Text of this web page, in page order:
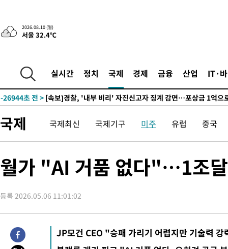
2026.08.10 (월)
서울 32.4℃
실시간 정치 국제 경제 금융 산업 IT·
-30369초 전 >[단독]체온 40.6도 쓰러진 해명…"엄살"이라며 훈련강요
-29377초 전 >[속보]강훈식 "충청권 246조·영남권 107조 투자 프로젝트 올
진…상생무역금융 5조 공급"
-28576초 전 >
[속보]강훈식 "연내 메가특구특별법 제정 추진…인허가·환경
평가 단축"
-26944초 전 >
대
-26188초 전 > 누그러진 극한 폭염…'낮 최고 34도' 무더위는 이어져[내일날
-20597초 전 >
[속보]원·달러 환율, 2.3원 오른 1418.4원 마감
-20441초 전 >[속보]코스피, 40.89포인트(0.65%) 오른 6299.66 마감
-17134초 전 >대포통장 107개로 불법도박 수익 5062억 세탁…19명 검거
으로 임시 배치해 산단 조기 착공"
-12761초 전 >포항스틸야드 관중석 천장 석재 낙하…K리그 전구장 긴급 점검
-1409초 전 >[속보]'전장연 시위' 1호선 용산역 상행선 무정차 통과 종료
1분 전 >
[속보]코스닥 지수 5%대 급등에 '매수 사이드카' 발동
47분 전 >
[속보]원·달러 환율, 오전 9시 1410.3원
국제 국제최신 국제기구 미주 유럽 중국
월가 "AI 거품 없다"…1조달
등록 2026.05.06 11:01:02
JP모건 CEO "승패 가리기 어렵지만 기술력